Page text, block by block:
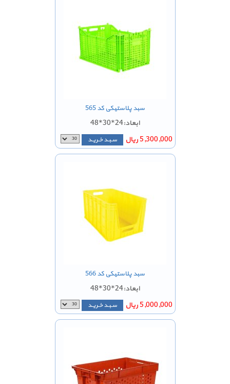
سبد پلاستیکی کد 565
ابعاد:24*30*48
5,300,000 ریال
سـبـد خـریـد
سبد پلاستیکی کد 566
ابعاد:24*30*48
5,000,000 ریال
سـبـد خـریـد